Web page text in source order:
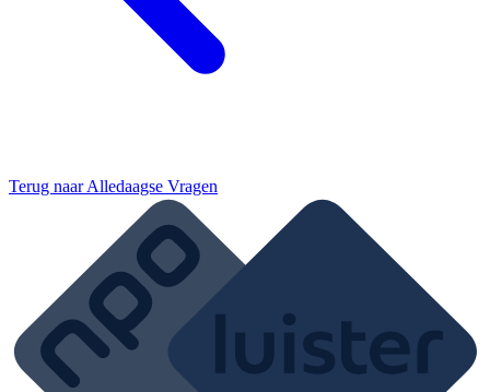
Terug naarAlledaagse Vragen